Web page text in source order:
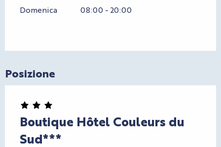
Domenica 08:00 - 20:00
Posizione
Boutique Hôtel Couleurs du
Sud***